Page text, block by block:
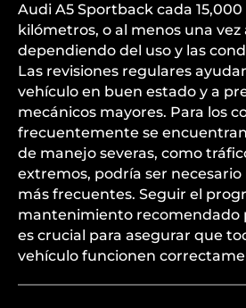
Audi A5 Sportback cada
kilómetros, o al menos una vez
dependiendo del uso y las
Las revisiones regulares
vehículo en buen estado y a
mecánicos mayores. Para los
frecuentemente se
de manejo severas, como
extremos, podría ser necesario
más frecuentes. Seguir el
mantenimiento recomendado
es crucial para asegurar que
vehículo funcionen